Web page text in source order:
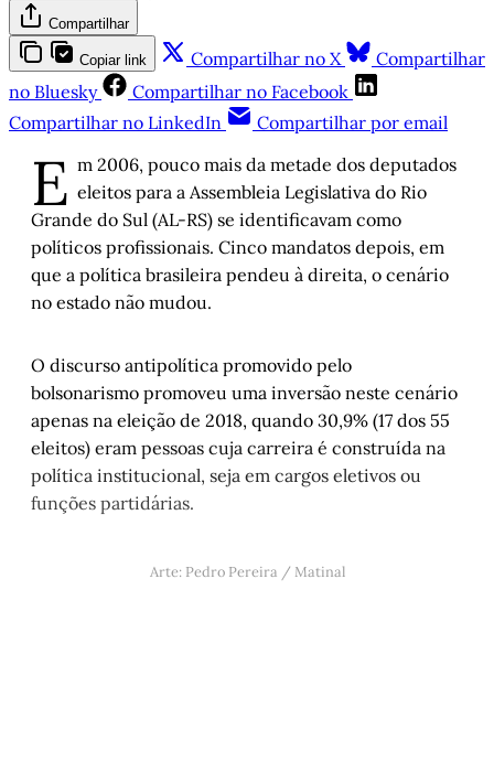
Compartilhar
Copiar link Compartilhar no X
Compartilhar
no Bluesky
Compartilhar no Facebook
Compartilhar no LinkedIn
Compartilhar por email
E m 2006, pouco mais da metade dos deputados
eleitos para a Assembleia Legislativa do Rio
Grande do Sul (AL-RS) se identificavam como
políticos profissionais. Cinco mandatos depois, em
que a política brasileira pendeu à direita, o cenário
no estado não mudou.
O discurso antipolítica promovido pelo
bolsonarismo promoveu uma inversão neste cenário
apenas na eleição de 2018, quando 30,9% (17 dos 55
eleitos) eram pessoas cuja carreira é construída na
política institucional, seja em cargos eletivos ou
funções partidárias.
Arte: Pedro Pereira / Matinal